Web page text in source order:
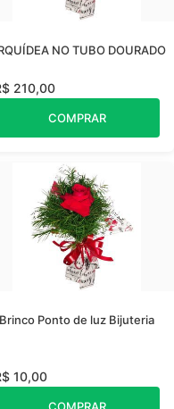
NO TUBO DOURADO
210,00
COMPRAR
Brinco Ponto de luz Bijuteria
10,00